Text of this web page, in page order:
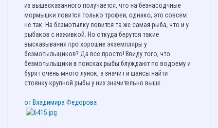
из вышесказанного получается, что на безнасодчные
мормышки ловится только трофеи, однако, это совсем
не так. На безмотылку ловится та же самая рыба, что и у
рыбаков с наживкой. Но откуда берутся такие
высказывания про хорошие экземпляры у
безмотыльщиков? Да все просто! Ввиду того, что
безмотыльщики в поисках рыбы блуждают по водоему и
бурят очень много лунок, а значит и шансы найти
стоянку крупной рыбы у них значительно выше.
от Владимира Федорова